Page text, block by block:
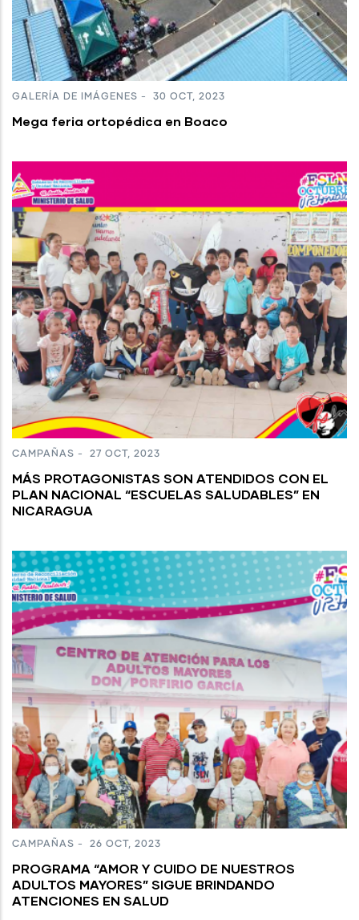
GALERÍA DE IMÁGENES - 30 OCT, 2023
Mega feria ortopédica en Boaco
CAMPAÑAS - 27 OCT, 2023
MÁS PROTAGONISTAS SON ATENDIDOS CON EL
PLAN NACIONAL “ESCUELAS SALUDABLES” EN
NICARAGUA
CAMPAÑAS - 26 OCT, 2023
PROGRAMA “AMOR Y CUIDO DE NUESTROS
ADULTOS MAYORES” SIGUE BRINDANDO
ATENCIONES EN SALUD